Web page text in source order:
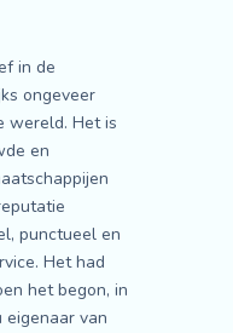
in de
ongeveer
wereld. Het is
en
punctueel en
Het had
het begon, in
eigenaar van